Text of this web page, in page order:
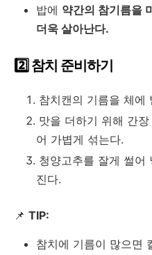
밥에 약간의 참기름을
더욱 살아난다.
2️⃣ 참치 준비하기
참치캔의 기름을 체에
맛을 더하기 위해 간
어 가볍게 섞는다.
청양고추를 잘게 썰어
진다.
📌 TIP:
참치에 기름이 많으면